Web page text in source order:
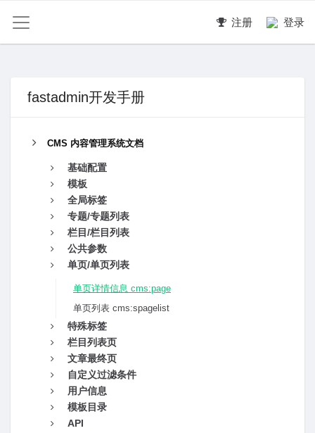
注册 登录
fastadmin开发手册
CMS 内容管理系统文档
基础配置
模板
全局标签
专题/专题列表
栏目/栏目列表
公共参数
单页/单页列表
单页详情信息 cms:page
单页列表 cms:spagelist
特殊标签
栏目列表页
文章最终页
自定义过滤条件
用户信息
模板目录
API